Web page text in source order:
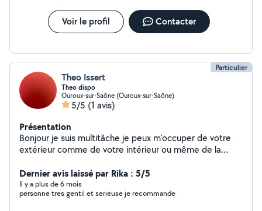
Voir le profil Contacter
Particulier
Theo Issert
Theo dispo
Ouroux-sur-Saône (Ouroux-sur-Saône)
5/5 (1 avis)
Présentation
Bonjour je suis multitâche je peux m'occuper de votre
extérieur comme de votre intérieur ou même de la
me contacter belle journée à vous
Dernier avis laissé par Rika : 5/5
Il y a plus de 6 mois
personne tres gentil et serieuse je recommande